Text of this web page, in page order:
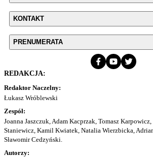
KONTAKT
PRENUMERATA
REDAKCJA:
Redaktor Naczelny:
Łukasz Wróblewski
Zespół:
Joanna Jaszczuk, Adam Kacprzak, Tomasz
Staniewicz, Kamil Kwiatek, Natalia Wierzbicka,
Sławomir Cedzyński.
Autorzy: